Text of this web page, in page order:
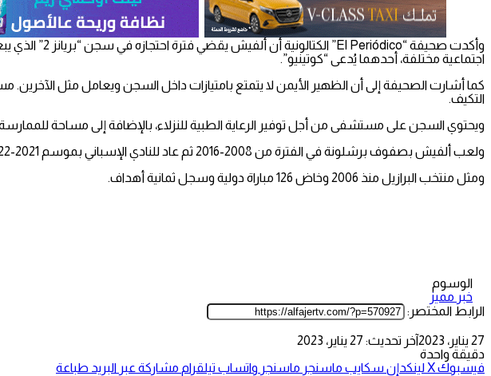
اجتماعية مختلفة، أحدهما يُدعى “كوتينيو”.
كما أشارت الصحيفة إلى أن الظهير الأيمن لا يتمتع بامتيازات داخل السجن ويعامل مثل
التكيف.
ويحتوي السجن على مستشفى من أجل توفير الرعاية الطبية للنزلاء، بالإضافة إلى مساحة
ولعب ألفيش بصفوف برشلونة في الفترة من 2008-2016 ثم عاد للنادي الإسباني بموسم 2021-2022 قبل الانتقال للمكسيك.
ومثل منتخب البرازيل منذ 2006 وخاض 126 مباراة دولية وسجل ثمانية أهداف.
الوسوم
خبر مميز
الرابط المختصر:
27 يناير، 2023
آخر تحديث: 27 يناير، 2023
دقيقة واحدة
فيسبوك‫Xلينكدإن سكايب ماسنجر ماسنجر واتساب تيلقرام مشاركة عبر البريد طباعة